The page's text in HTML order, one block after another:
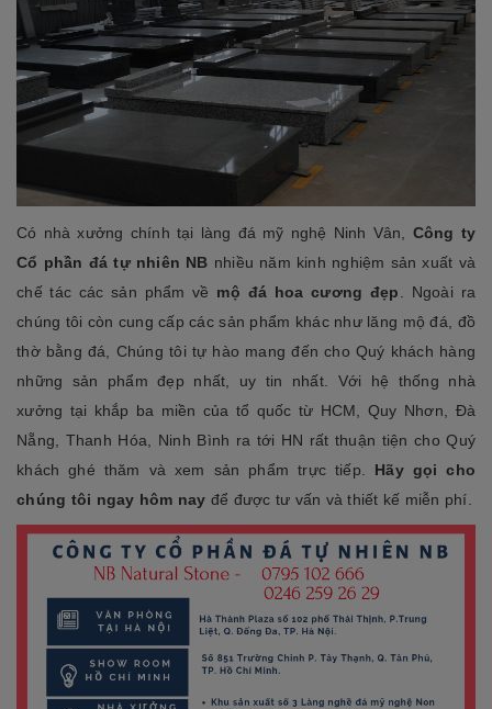
Có nhà xưởng chính tại làng đá mỹ nghệ Ninh Vân, Công ty
Cổ phần đá tự nhiên NB nhiều năm kinh nghiệm sản xuất và
chế tác các sản phẩm về mộ đá hoa cương đẹp. Ngoài ra
chúng tôi còn cung cấp các sản phẩm khác như lăng mộ đá, đồ
thờ bằng đá, Chúng tôi tự hào mang đến cho Quý khách hàng
những sản phẩm đẹp nhất, uy tin nhất. Với hệ thống nhà
xưởng tại khắp ba miền của tổ quốc từ HCM, Quy Nhơn, Đà
Nẵng, Thanh Hóa, Ninh Bình ra tới HN rất thuận tiện cho Quý
khách ghé thăm và xem sản phẩm trực tiếp. Hãy gọi cho
chúng tôi ngay hôm nay để được tư vấn và thiết kế miễn phí.